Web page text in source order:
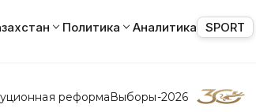
Политика Аналитика SPORT
реформаВыборы-2026